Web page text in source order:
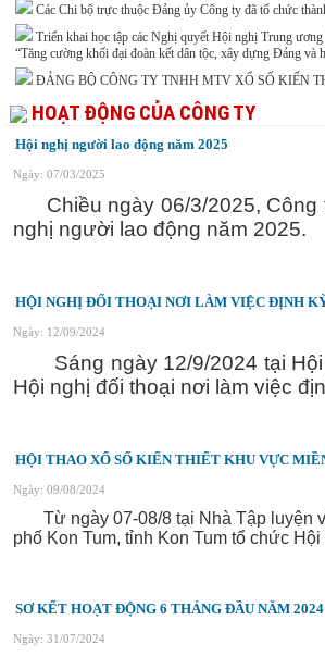
Các Chi bộ trực thuộc Đảng ủy Công ty đã tổ chức
Triển khai học tập các Nghị quyết Hội nghị Trung
“Tăng cường khối đại đoàn kết dân tộc, xây dựng Đảng
ĐẢNG BỘ CÔNG TY TNHH MTV XỔ SỐ KIẾN
HOẠT ĐỘNG CỦA CÔNG TY
Hội nghị người lao động năm 2025
Ngày: 07/03/2025
Chiều ngày 06/3/2025,
nghị người lao động năm 2025.
HỘI NGHỊ ĐỐI THOẠI NƠI LÀM VIỆC ĐỊNH
Ngày: 12/09/2024
Sáng ngày 12/9/2024 tại Hội
Hội nghị đối thoại nơi làm việc
HỘI THAO XỔ SỐ KIẾN THIẾT KHU VỰC
Ngày: 09/08/2024
Từ ngày 07-08/8 tại Nhà Tập luyện
phố Kon Tum, tỉnh Kon Tum tổ chức
SƠ KẾT HOẠT ĐỘNG 6 THÁNG ĐẦU NĂM
Ngày: 31/07/2024